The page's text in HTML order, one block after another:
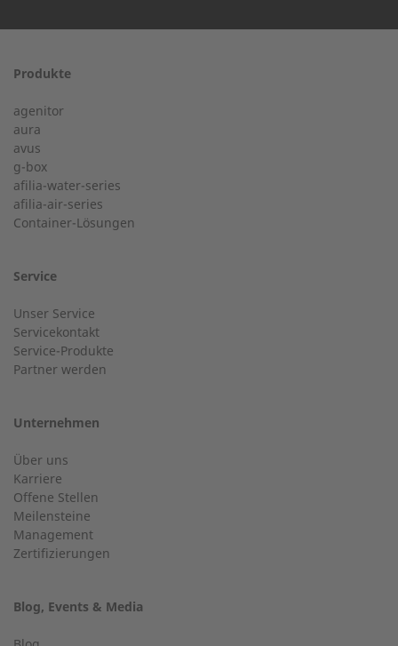
Postleitzahl
Nachname
Ort
E-Mail
Telefonnummer
Service Hotline für eine Installation ab 50 kW.
24-h-Service bis 50 kW
Service Hotline für eine Installation bis 50 kW (g-box 20
und g-box 50).
+49 (0) 2568 9347-2707
Kundenservice
Haben Sie allgemeine Fragen?
+49 (0) 2568 9347-0
info@2-g.de
Produkte
agenitor
aura
avus
g-box
afilia-water-series
afilia-air-series
Container-Lösungen
Service
Unser Service
Servicekontakt
Service-Produkte
Partner werden
Unternehmen
Über uns
Karriere
Offene Stellen
Meilensteine
Management
Zertifizierungen
Blog, Events & Media